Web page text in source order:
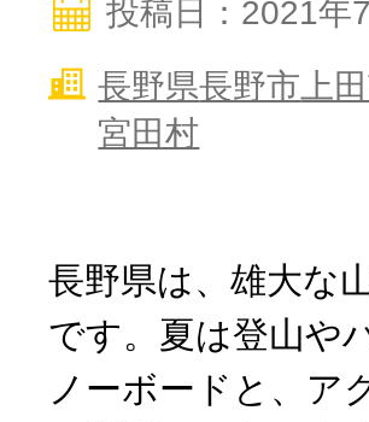
給与所得者版
副業・パラレ
個人事業・フ
投稿日：2021年
長野県長野市上
宮田村
長野県は、雄大な
です。夏は登山や
ノーボードと、ア